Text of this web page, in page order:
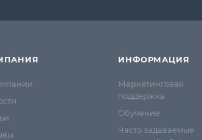
ИНФОРМАЦИЯ
Маркетинговая
поддержка
Обучение
Часто задаваемые